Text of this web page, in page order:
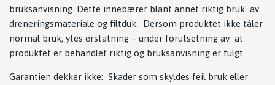
bruksanvisning. Dette innebærer blant annet riktig bruk av
dreneringsmateriale og filtduk. Dersom produktet ikke tåler
normal bruk, ytes erstatning – under forutsetning av at
produktet er behandlet riktig og bruksanvisning er fulgt.
Garantien dekker ikke: Skader som skyldes feil bruk eller